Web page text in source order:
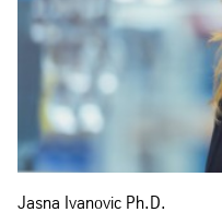
Jasna Ivanovic Ph.D.